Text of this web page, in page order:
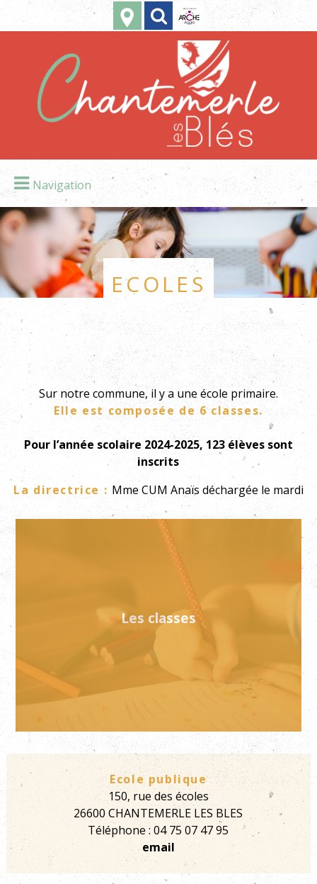
Navigation
Ecoles
Sur notre commune, il y a une école primaire.
Elle est composée de 6 classes.
Pour l’année scolaire 2024-2025, 123 élèves sont
inscrits
La directrice : Mme CUM Anaïs déchargée le mardi
Les classes
Ecole publique
150, rue des écoles
26600 CHANTEMERLE LES BLES
Téléphone : 04 75 07 47 95
email